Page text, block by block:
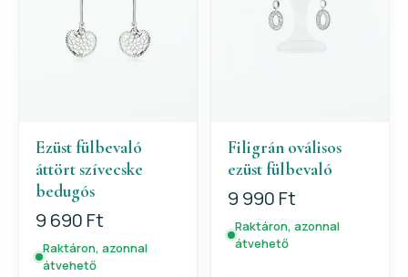
Ezüst fülbevaló
áttört szívecske
bedugós
9 690 Ft
Raktáron, azonnal
átvehető
Filigrán oválisos
ezüst fülbevaló
9 990 Ft
Raktáron, azonnal
átvehető